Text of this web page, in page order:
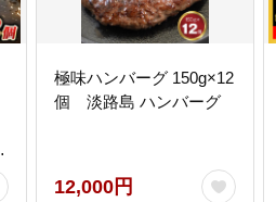
極味ハンバーグ 150g×12
個 淡路島 ハンバーグ
12,000円